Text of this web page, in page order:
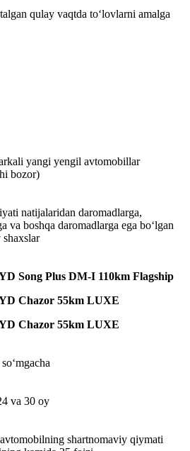
qulay vaqtda to‘lovlarni amalga
yangi yengil avtomobillar
bozor)
natijalaridan daromadlarga,
va boshqa daromadlarga ega bo‘lgan
Song Plus DM-I 110km Flagship
Chazor 55km LUXE
Chazor 55km LUXE
va 30 oy
shartnomaviy qiymati